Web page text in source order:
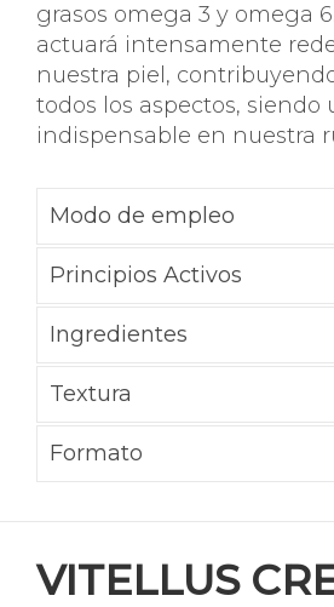
grasos omega 3 y omega
actuará intensamente
nuestra piel,
todos los aspectos, siendo
indispensable en nuestra
Modo de empleo
Principios Activos
Ingredientes
Textura
Formato
VITELLUS